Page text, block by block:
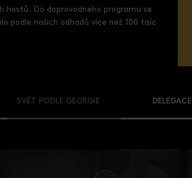
hostů. Do doprovodného programu se
podle našich odhadů více než 100 tisíc
SVĚT PODLE GEORGIE DELEGACE